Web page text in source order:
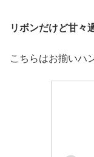
リボンだけど甘々
こちらはお揃いハ